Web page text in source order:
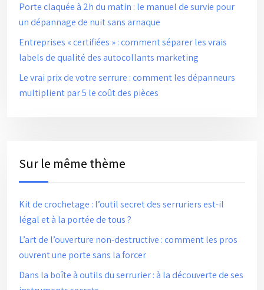
Porte claquée à 2h du matin : le manuel de survie pour
un dépannage de nuit sans arnaque
Entreprises « certifiées » : comment séparer les vrais
labels de qualité des autocollants marketing
Le vrai prix de votre serrure : comment les dépanneurs
multiplient par 5 le coût des pièces
Sur le même thème
Kit de crochetage : l’outil secret des serruriers est-il
légal et à la portée de tous ?
L’art de l’ouverture non-destructive : comment les pros
ouvrent une porte sans la forcer
Dans la boîte à outils du serrurier : à la découverte de ses